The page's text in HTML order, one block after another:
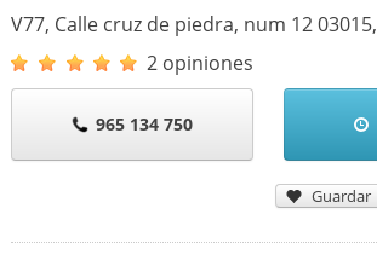
V77, Calle cruz de piedra, num 1203015,
2 opiniones
965 134 750
Guardar